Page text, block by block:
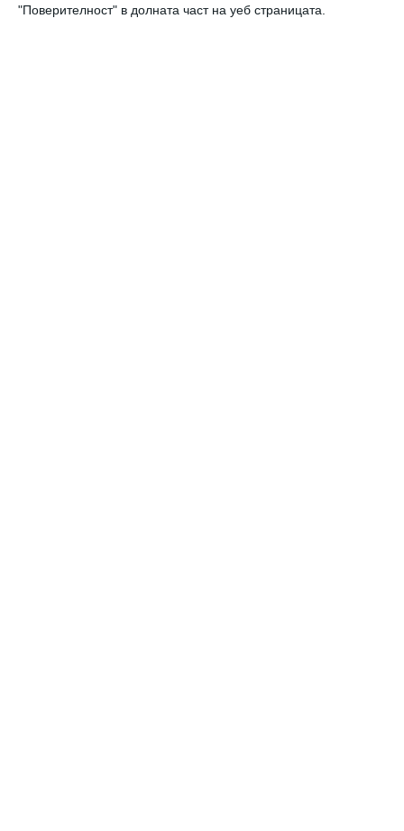
"Поверителност" в долната част на уеб страницата.